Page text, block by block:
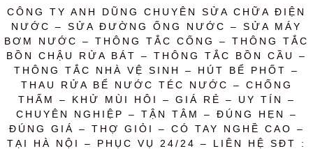
CÔNG TY ANH DŨNG CHUYÊN SỬA CHỮA ĐIỆN
NƯỚC – SỬA ĐƯỜNG ỐNG NƯỚC – SỬA MÁY
BƠM NƯỚC – THÔNG TẮC CỐNG – THÔNG TẮC
BỒN CHẬU RỬA BÁT – THÔNG TẮC BỒN CẦU –
THÔNG TẮC NHÀ VỆ SINH – HÚT BỂ PHỐT –
THAU RỬA BỂ NƯỚC TÉC NƯỚC – CHỐNG
THẤM – KHỬ MÙI HÔI – GIÁ RẺ – UY TÍN –
CHUYÊN NGHIỆP – TẬN TÂM – ĐÚNG HẸN –
ĐÚNG GIÁ – THỢ GIỎI – CÓ TAY NGHỀ CAO –
TẠI HÀ NỘI – PHỤC VỤ 24/24 – LIÊN HỆ SĐT :